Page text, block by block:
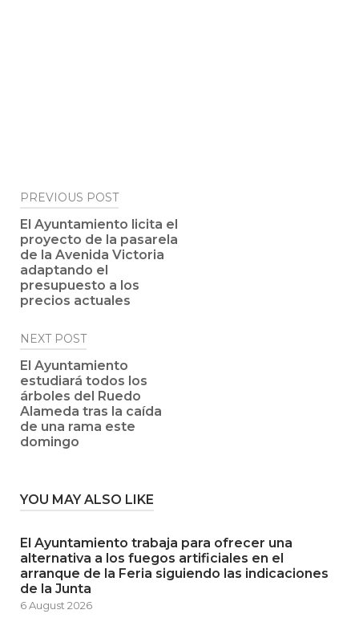
Post
navigation
PREVIOUS POST
El Ayuntamiento licita el
proyecto de la pasarela
de la Avenida Victoria
adaptando el
presupuesto a los
precios actuales
NEXT POST
El Ayuntamiento
estudiará todos los
árboles del Ruedo
Alameda tras la caída
de una rama este
domingo
YOU MAY ALSO LIKE
El Ayuntamiento trabaja para ofrecer una
alternativa a los fuegos artificiales en el
arranque de la Feria siguiendo las indicaciones
de la Junta
6 August 2026